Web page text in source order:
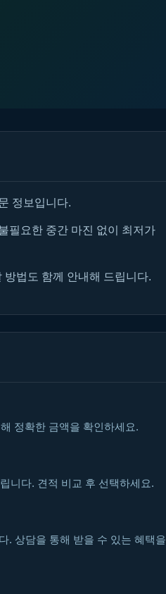
정보입니다.
필요한 중간 마진 없이 최저가
방법도 함께 안내해 드립니다.
정확한 금액을 확인하세요.
니다. 견적 비교 후 선택하세요.
. 상담을 통해 받을 수 있는 혜택을